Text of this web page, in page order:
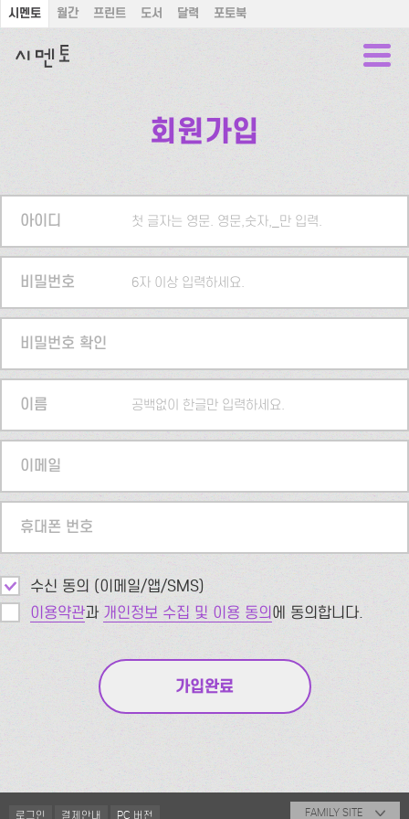
시멘토 월간 프린트 도서 달력 포토북
회원가입
아이디 첫 글자는 영문. 영문,숫자,_만 입력.
비밀번호 6자 이상 입력하세요.
비밀번호 확인
이름 공백없이 한글만 입력하세요.
이메일
휴대폰 번호
수신 동의 (이메일/앱/SMS)
이용약관과 개인정보 수집 및 이용 동의에 동의합니다.
로그인 결제안내 PC 버전 FAMILY SITE